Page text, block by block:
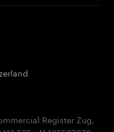
Register Zug,